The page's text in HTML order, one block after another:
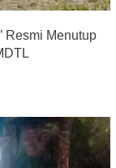
Resmi Menutup